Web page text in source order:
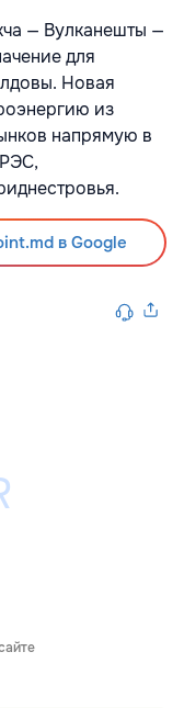
— Вулканешты —
для
Новая
из
напрямую в
в Google